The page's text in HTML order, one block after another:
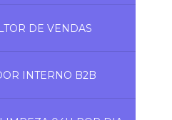
DE VENDAS
INTERNO B2B